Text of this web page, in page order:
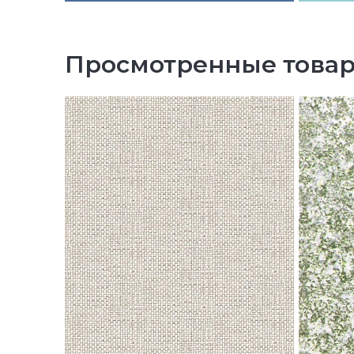
Просмотренные